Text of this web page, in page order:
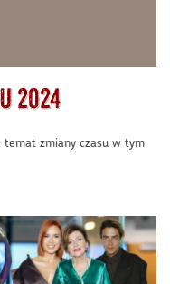
2024
zmiany czasu w tym